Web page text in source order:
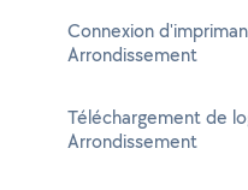
Connexion
Arrondissement
Téléchargement de
Arrondissement